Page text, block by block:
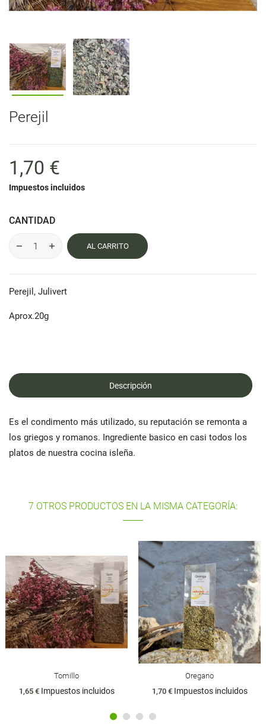
Perejil
1,70 €
Impuestos incluidos
CANTIDAD
AL CARRITO
Perejil, Julivert
Aprox.20g
Descripción
Es el condimento más utilizado, su reputación se remonta a
los griegos y romanos. Ingrediente basico en casi todos los
platos de nuestra cocina isleña.
7 OTROS PRODUCTOS EN LA MISMA CATEGORÍA:
Tomillo
1,65 €Impuestos incluidos
Oregano
1,70 €Impuestos incluidos